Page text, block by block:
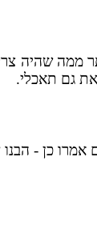
שהיה
גם תאכלי.
כן -